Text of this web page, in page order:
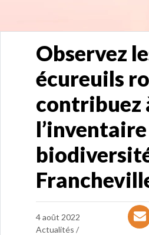
Observez
écureuils
contribuez
4 août 2022
Actualités /